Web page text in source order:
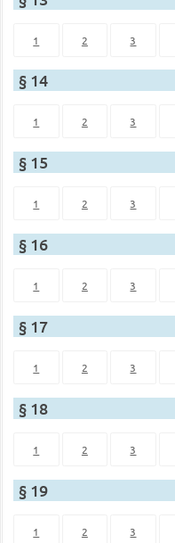
1 2 3
§ 14
1 2 3
§ 15
1 2 3
§ 16
1 2 3
§ 17
1 2 3
§ 18
1 2 3
§ 19
1 2 3